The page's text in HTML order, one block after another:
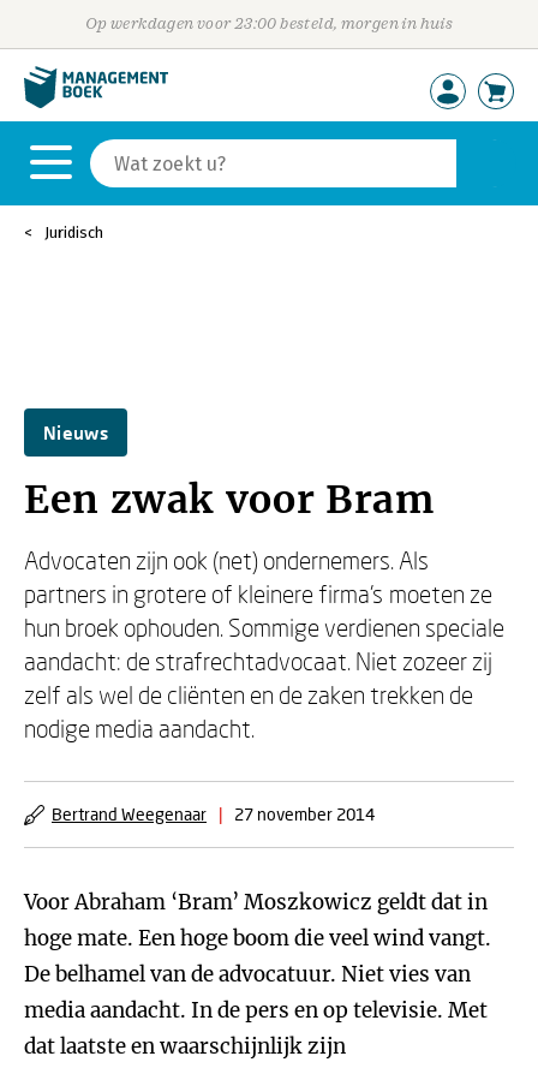
Op werkdagen voor 23:00 besteld, morgen in huis
Juridisch
Nieuws
Een zwak voor Bram
Advocaten zijn ook (net) ondernemers. Als
partners in grotere of kleinere firma’s moeten ze
hun broek ophouden. Sommige verdienen speciale
aandacht: de strafrechtadvocaat. Niet zozeer zij
zelf als wel de cliënten en de zaken trekken de
nodige media aandacht.
Bertrand Weegenaar | 27 november 2014
Voor Abraham ‘Bram’ Moszkowicz geldt dat in
hoge mate. Een hoge boom die veel wind vangt.
De belhamel van de advocatuur. Niet vies van
media aandacht. In de pers en op televisie. Met
dat laatste en waarschijnlijk zijn